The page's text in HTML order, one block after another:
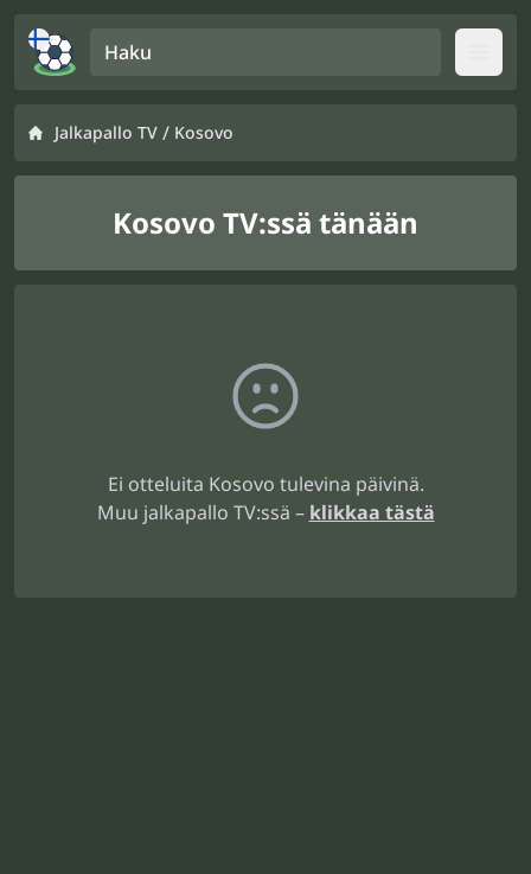
Jalkapallo TV / Kosovo
Kosovo TV:ssä tänään
Ei otteluita Kosovo tulevina päivinä.
Muu jalkapallo TV:ssä – klikkaa tästä